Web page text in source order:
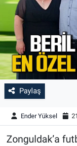
Paylaş
Ender Yüksel
Zonguldak’a